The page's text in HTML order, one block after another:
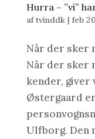
Hurra – ”vi”
aftvinddk| feb
Når der sker
Når der sker
kender, giver
Østergaard
Ulfborg. Den